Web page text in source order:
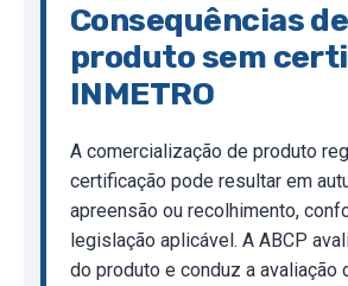
Consequências
produto sem
INMETRO
A comercialização de produto
certificação pode resultar em
apreensão ou recolhimento,
legislação aplicável. A ABCP
do produto e conduz a avaliação